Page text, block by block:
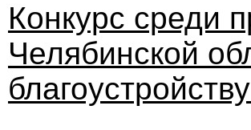
Конкурс среди
Челябинской